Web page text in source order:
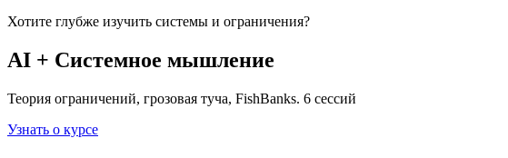
Хотите глубже изучить системы и ограничения?
AI + Системное мышление
Теория ограничений, грозовая туча, FishBanks. 6 сессий
Узнать о курсе